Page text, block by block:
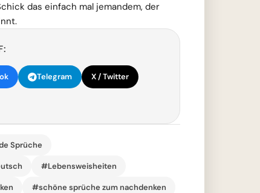
das einfach mal jemandem, der
Telegram X / Twitter
Sprüche
#Lebensweisheiten
#schöne sprüche zum nachdenken